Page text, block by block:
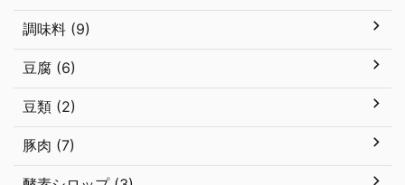
調味料 (9)
豆腐 (6)
豆類 (2)
豚肉 (7)